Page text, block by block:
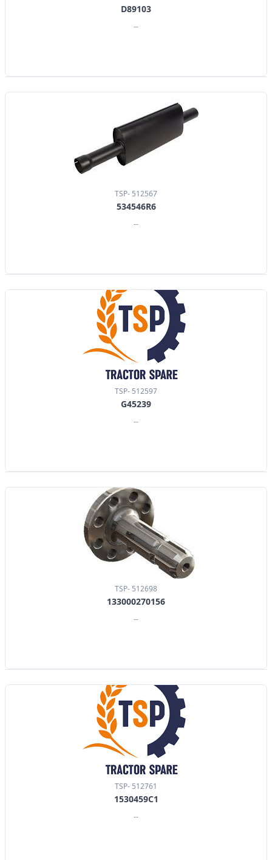
D89103
--
TSP- 512567
534546R6
--
TSP- 512597
G45239
--
TSP- 512698
133000270156
--
TSP- 512761
1530459C1
--